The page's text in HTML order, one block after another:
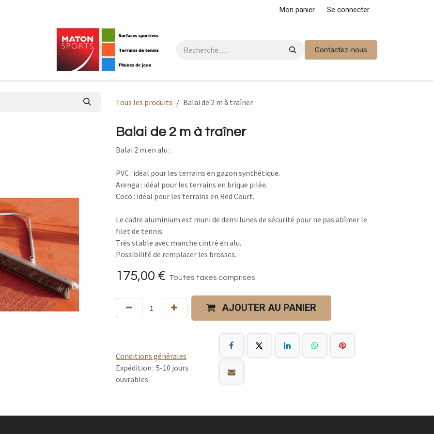
Mon panier Se connecter
Contactez-nous
Tous les produits Balai de 2 m à traîner
Balai de 2 m à traîner
Balai 2 m en alu :
PVC : idéal pour les terrains en gazon synthétique.
Arenga : idéal pour les terrains en brique pilée.
Coco : idéal pour les terrains en Red Court.
Le cadre aluminium est muni de demi lunes de sécurité pour ne pas abîmer le
filet de tennis.
Très stable avec manche cintré en alu.
Possibilité de remplacer les brosses.
175,00 € Toutes taxes comprises
AJOUTER AU PANIER
Conditions générales
Expédition : 5-10 jours
ouvrables